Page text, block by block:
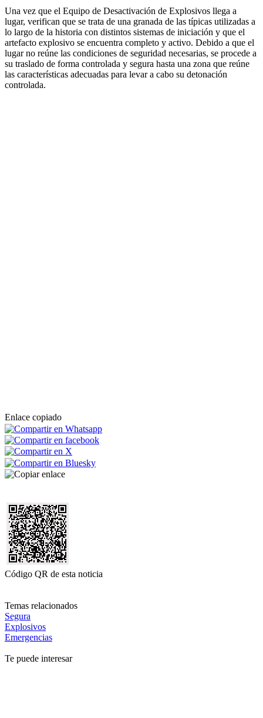
Una vez que el Equipo de Desactivación de Explosivos llega a
lugar, verifican que se trata de una granada de las típicas utilizadas a
lo largo de la historia con distintos sistemas de iniciación y que el
artefacto explosivo se encuentra completo y activo. Debido a que el
lugar no reúne las condiciones de seguridad necesarias, se procede a
su traslado de forma controlada y segura hasta una zona que reúne
las características adecuadas para levar a cabo su detonación
controlada.
Enlace copiado
Código QR de esta noticia
Temas relacionados
Segura
Explosivos
Emergencias
Te puede interesar